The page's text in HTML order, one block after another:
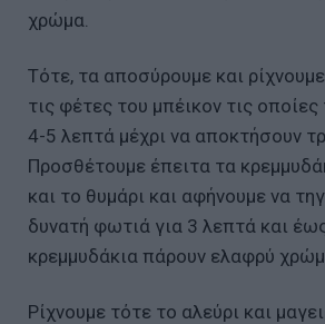
χρώμα.
Τότε, τα αποσύρουμε και
τις φέτες του μπέικον τις οποίες
4-5 λεπτά μέχρι να αποκτήσουν
Προσθέτουμε έπειτα τα
και το θυμάρι και αφήνουμε να
δυνατή φωτιά για 3 λεπτά και
κρεμμυδάκια πάρουν ελαφρύ
Ρίχνουμε τότε το αλεύρι και